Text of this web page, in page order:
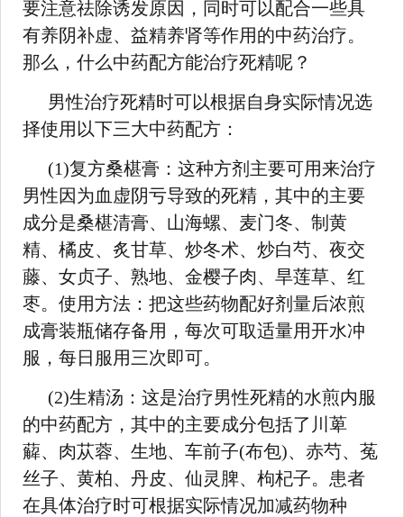
要注意祛除诱发原因，同时可以配合一些具
有养阴补虚、益精养肾等作用的中药治疗。
那么，什么中药配方能治疗死精呢？
男性治疗死精时可以根据自身实际情况选
择使用以下三大中药配方：
(1)复方桑椹膏：这种方剂主要可用来治疗
男性因为血虚阴亏导致的死精，其中的主要
成分是桑椹清膏、山海螺、麦门冬、制黄
精、橘皮、炙甘草、炒冬术、炒白芍、夜交
藤、女贞子、熟地、金樱子肉、旱莲草、红
枣。使用方法：把这些药物配好剂量后浓煎
成膏装瓶储存备用，每次可取适量用开水冲
服，每日服用三次即可。
(2)生精汤：这是治疗男性死精的水煎内服
的中药配方，其中的主要成分包括了川萆
薢、肉苁蓉、生地、车前子(布包)、赤芍、菟
丝子、黄柏、丹皮、仙灵脾、枸杞子。患者
在具体治疗时可根据实际情况加减药物种